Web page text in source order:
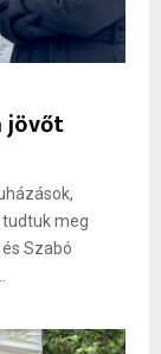
jövőt
meg
Szabó